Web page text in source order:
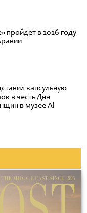
пройдет в 2026 году
капсульную
в честь Дня
в музее Al